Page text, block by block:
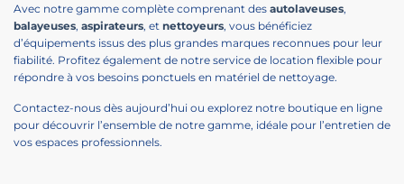
Avec notre gamme complète comprenant des autolaveuses,
balayeuses, aspirateurs, et nettoyeurs, vous bénéficiez
d’équipements issus des plus grandes marques reconnues pour leur
fiabilité. Profitez également de notre service de location flexible pour
répondre à vos besoins ponctuels en matériel de nettoyage.
Contactez-nous dès aujourd’hui ou explorez notre boutique en ligne
pour découvrir l’ensemble de notre gamme, idéale pour l’entretien de
vos espaces professionnels.